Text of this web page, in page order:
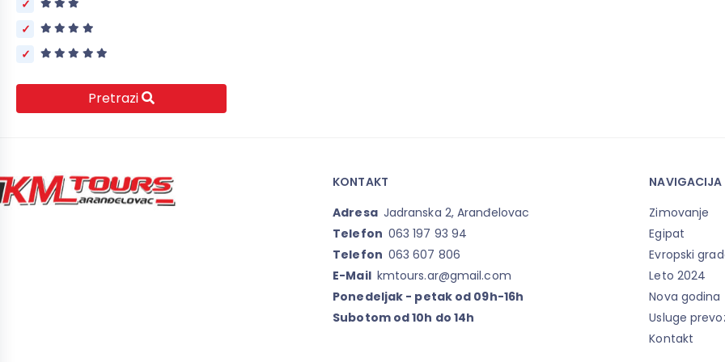
Pretrazi
KONTAKT
Adresa Jadranska 2, Aranđelovac
Telefon 063 197 93 94
Telefon 063 607 806
E-Mail kmtours.ar@gmail.com
Ponedeljak - petak od 09h-16h
Subotom od 10h do 14h
NAVIGACIJA
Zimovanje
Egipat
Evropski
Leto 2024
Nova godina
Usluge
Kontakt